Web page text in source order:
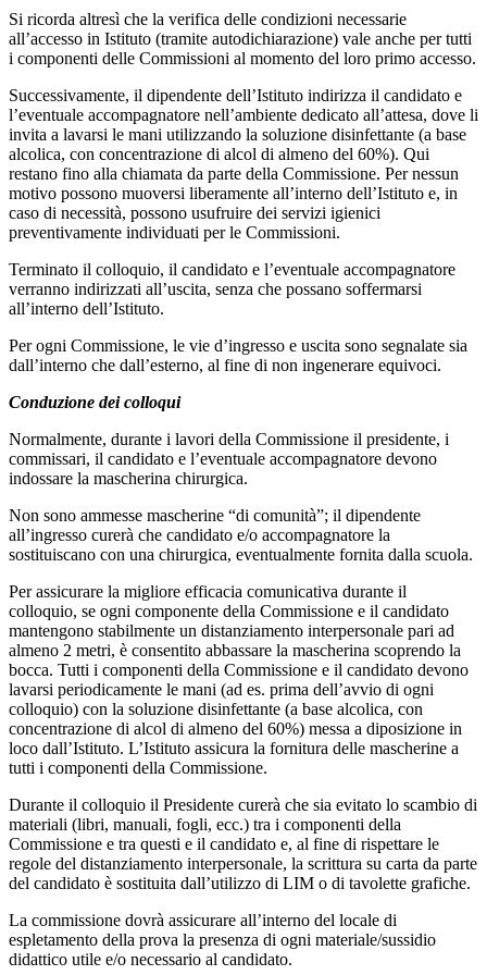
Si ricorda altresì che la verifica delle condizioni necessarie
all’accesso in Istituto (tramite autodichiarazione) vale anche per tutti
i componenti delle Commissioni al momento del loro primo accesso.
Successivamente, il dipendente dell’Istituto indirizza il candidato e
l’eventuale accompagnatore nell’ambiente dedicato all’attesa, dove li
invita a lavarsi le mani utilizzando la soluzione disinfettante (a base
alcolica, con concentrazione di alcol di almeno del 60%). Qui
restano fino alla chiamata da parte della Commissione. Per nessun
motivo possono muoversi liberamente all’interno dell’Istituto e, in
caso di necessità, possono usufruire dei servizi igienici
preventivamente individuati per le Commissioni.
Terminato il colloquio, il candidato e l’eventuale accompagnatore
verranno indirizzati all’uscita, senza che possano soffermarsi
all’interno dell’Istituto.
Per ogni Commissione, le vie d’ingresso e uscita sono segnalate sia
dall’interno che dall’esterno, al fine di non ingenerare equivoci.
Conduzione dei colloqui
Normalmente, durante i lavori della Commissione il presidente, i
commissari, il candidato e l’eventuale accompagnatore devono
indossare la mascherina chirurgica.
Non sono ammesse mascherine “di comunità”; il dipendente
all’ingresso curerà che candidato e/o accompagnatore la
sostituiscano con una chirurgica, eventualmente fornita dalla scuola.
Per assicurare la migliore efficacia comunicativa durante il
colloquio, se ogni componente della Commissione e il candidato
mantengono stabilmente un distanziamento interpersonale pari ad
almeno 2 metri, è consentito abbassare la mascherina scoprendo la
bocca. Tutti i componenti della Commissione e il candidato devono
lavarsi periodicamente le mani (ad es. prima dell’avvio di ogni
colloquio) con la soluzione disinfettante (a base alcolica, con
concentrazione di alcol di almeno del 60%) messa a diposizione in
loco dall’Istituto. L’Istituto assicura la fornitura delle mascherine a
tutti i componenti della Commissione.
Durante il colloquio il Presidente curerà che sia evitato lo scambio di
materiali (libri, manuali, fogli, ecc.) tra i componenti della
Commissione e tra questi e il candidato e, al fine di rispettare le
regole del distanziamento interpersonale, la scrittura su carta da parte
del candidato è sostituita dall’utilizzo di LIM o di tavolette grafiche.
La commissione dovrà assicurare all’interno del locale di
espletamento della prova la presenza di ogni materiale/sussidio
didattico utile e/o necessario al candidato.